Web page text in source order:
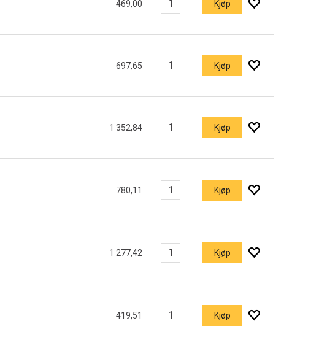
469,00 Kjøp
697,65 Kjøp
1 352,84 Kjøp
780,11 Kjøp
1 277,42 Kjøp
419,51 Kjøp